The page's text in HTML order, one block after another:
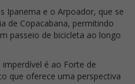
Ipanema e o Arpoador, que se
de Copacabana, permitindo
passeio de bicicleta ao longo
é ao Forte de
que oferece uma perspectiva